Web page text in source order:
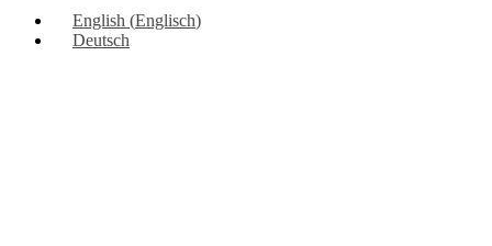
English (Englisch)
Deutsch